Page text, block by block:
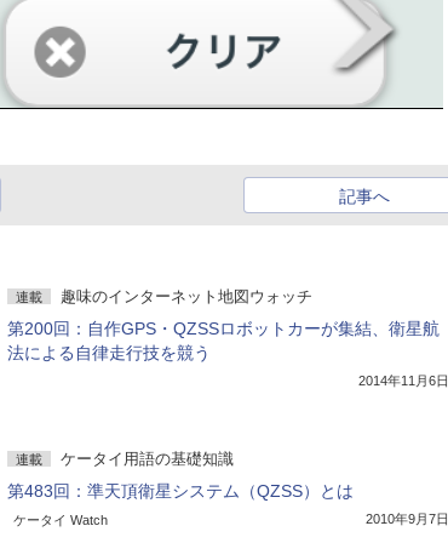
記事へ
連載 趣味のインターネット地図ウォッチ
第200回：自作GPS・QZSSロボットカーが集結、衛星航
法による自律走行技を競う
2014年11月6日
連載 ケータイ用語の基礎知識
第483回：準天頂衛星システム（QZSS）とは
ケータイ Watch 2010年9月7日